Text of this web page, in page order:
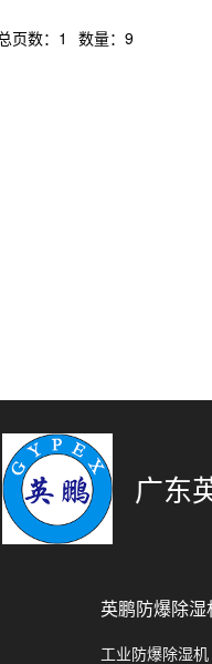
页数：1 数量：9
广东
英鹏防爆除湿
工业防爆除湿机